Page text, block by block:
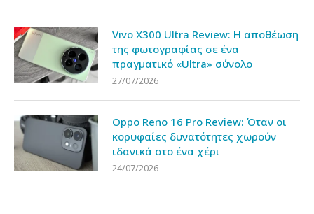
Vivo X300 Ultra Review: Η αποθέωση
της φωτογραφίας σε ένα
πραγματικό «Ultra» σύνολο
27/07/2026
Oppo Reno 16 Pro Review: Όταν οι
κορυφαίες δυνατότητες χωρούν
ιδανικά στο ένα χέρι
24/07/2026